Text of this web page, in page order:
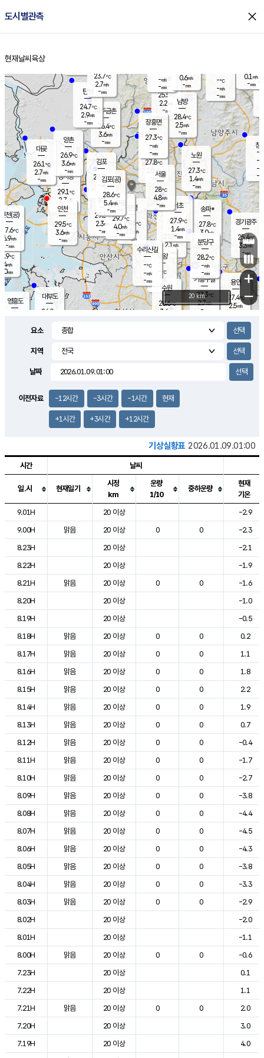
도시별관측 close
홈
현재날씨 육상
의도
℃
m/s
mm
영흥도
양주
25.5℃
2.2
-mm
과천
27.7℃
2.1m/s
- mm
용인
27.4℃
2.5m/s
경기광주
25.4℃
3.3m/s
-mm
1.4m/s
대부도
24.0
14.5
경서동
29.1℃
2.7 m/s
-mm
파주금촌
26.4℃
3.6m/s
-mm
-℃
-m/s
-mm
대곶
26.1℃
2.7m/s
-mm
창
-
-m/
-
탄현
24.7℃
2.9m/s
-mm
0.1 m/s
-mm
의왕
- ℃
m/s
mm
김포
28.9℃
-m/s
mm
광명
29.6 ℃
2.5 m/s
-mm
부천
29.3℃
2.3m/s
-mm
양촌
26.9℃
3.6m/s
-mm
구로
29.7℃
4.0m/s
-mm
은평
27.8℃
2.5 m/s
- mm
노원
27.3℃
1.4m/s
-mm
송파*
27.8℃
3.0m/s
-mm
서초
27.9℃
1.4m/s
-mm
남방
28.4℃
2.5m/s
-mm
기흥구갈
27.3℃
2.7m/s
-
수리산길
-℃
-m/s
-mm
분당구
28.2℃
-m/s
-mm
장흥면
27.3℃
-m/s
-mm
-m/s
-mm
인천(공)
27.6℃
6.9m/s
-mm
김포(공)
28.6℃
5.4m/s
-mm
수원
28.6℃
3.6 m/s
인천
29.5℃
3.6m/s
-mm
서울
28℃
4.8m/s
-mm
23.7℃
2.7m/s
-mm
0.6m/s
-mm
+
−
20 km
요소
지역
날짜
이전자료 -12시간 -3시간 -1시간 현재
+1시간 +3시간 +12시간
기상실황표 2026.01.09.01:00
도시별 기상실황표로 지점, 날씨, 기온, 강수, 바람, 기압등을 안내한 표입
시간 날씨
일.시 현재일기
시정
km
운량
1/10
중하운량
현재
기온
9.01H
20 이상
-2.9
9.00H
맑음 20 이상 0 0
-2.3
8.23H
20 이상
-2.1
8.22H
20 이상
-1.9
8.21H
맑음 20 이상 0 0
-1.6
8.20H
20 이상
-1.0
8.19H
20 이상
-0.5
8.18H
맑음 20 이상 0 0
0.2
8.17H
맑음 20 이상 0 0
1.1
8.16H
맑음 20 이상 0 0
1.8
8.15H
맑음 20 이상 0 0
2.2
8.14H
맑음 20 이상 0 0
1.9
8.13H
맑음 20 이상 0 0
0.7
8.12H
맑음 20 이상 0 0
-0.4
8.11H
맑음 20 이상 0 0
-1.7
8.10H
맑음 20 이상 0 0
-2.7
8.09H
맑음 20 이상 0 0
-3.8
8.08H
맑음 20 이상 0 0
-4.4
8.07H
맑음 20 이상 0 0
-4.5
8.06H
맑음 20 이상 0 0
-4.3
8.05H
맑음 20 이상 0 0
-3.8
8.04H
맑음 20 이상 0 0
-3.3
8.03H
맑음 20 이상 0 0
-2.9
8.02H
20 이상
-2.0
8.01H
20 이상
-1.1
8.00H
맑음 20 이상 0 0
-0.6
7.23H
20 이상
0.1
7.22H
20 이상
1.1
7.21H
맑음 20 이상 0 0
2.0
7.20H
20 이상
3.0
7.19H
20 이상
4.0